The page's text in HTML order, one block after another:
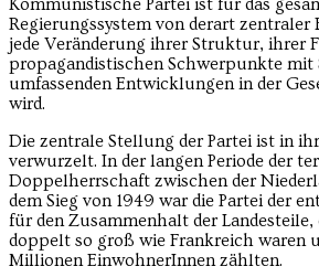
Kommunistische Partei ist für das
Regierungssystem von derart zentraler
jede Veränderung ihrer Struktur, ihrer
propagandistischen Schwerpunkte mit
umfassenden Entwicklungen in der
wird.
Die zentrale Stellung der Partei ist in
verwurzelt. In der langen Periode der
Doppelherrschaft zwischen der
dem Sieg von 1949 war die Partei der
für den Zusammenhalt der Landesteile,
doppelt so groß wie Frankreich waren
Millionen EinwohnerInnen zählten.